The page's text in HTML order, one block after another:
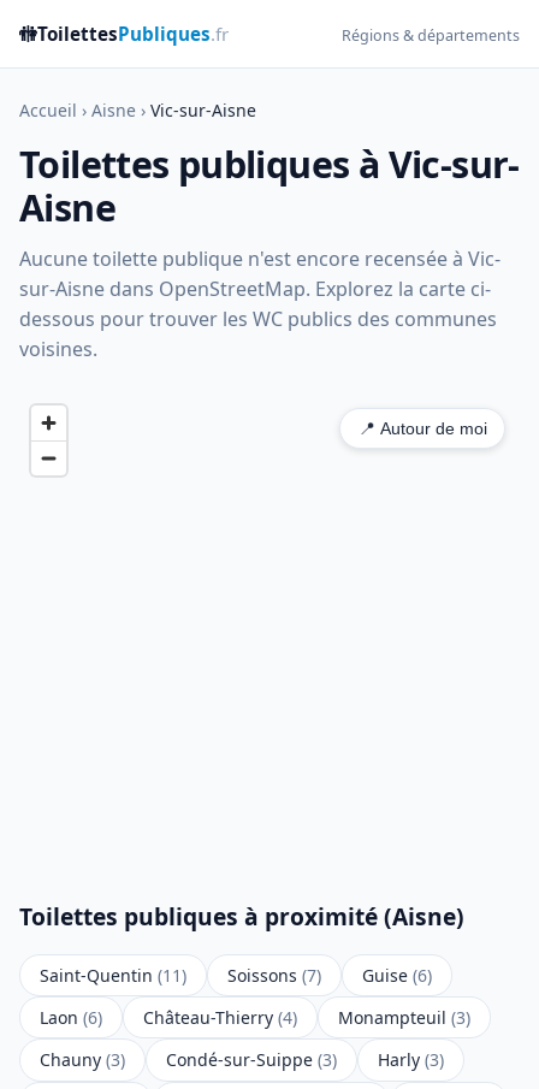
🚻ToilettesPubliques.fr Régions & départements
Accueil › Aisne › Vic-sur-Aisne
Toilettes publiques à Vic-sur-
Aisne
Aucune toilette publique n'est encore recensée à Vic-
sur-Aisne dans OpenStreetMap. Explorez la carte ci-
dessous pour trouver les WC publics des communes
voisines.
📍 Autour de moi
Toilettes publiques à proximité (Aisne)
Saint-Quentin (11) Soissons (7) Guise (6)
Laon (6) Château-Thierry (4) Monampteuil (3)
Chauny (3) Condé-sur-Suippe (3) Harly (3)